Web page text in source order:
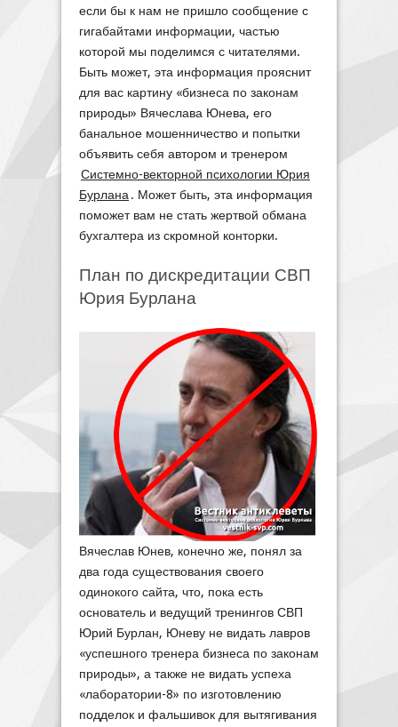
если бы к нам не пришло сообщение с
гигабайтами информации, частью
которой мы поделимся с читателями.
Быть может, эта информация прояснит
для вас картину «бизнеса по законам
природы» Вячеслава Юнева, его
банальное мошенничество и попытки
объявить себя автором и тренером
Системно-векторной психологии Юрия
Бурлана . Может быть, эта информация
поможет вам не стать жертвой обмана
бухгалтера из скромной конторки.
План по дискредитации СВП
Юрия Бурлана
Вячеслав Юнев, конечно же, понял за
два года существования своего
одинокого сайта, что, пока есть
основатель и ведущий тренингов СВП
Юрий Бурлан, Юневу не видать лавров
«успешного тренера бизнеса по законам
природы», а также не видать успеха
«лаборатории-8» по изготовлению
подделок и фальшивок для вытягивания